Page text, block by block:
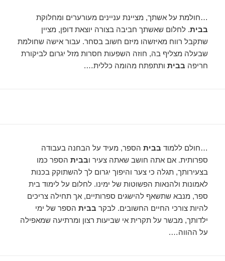
…חולמת על אשתך, מציינת עניינים מעורערים ומחלוקת
בבית. לחלום שאשתך חביבה בצורה יוצאת דופן, מציין
שתקבל רווח מאיזשהו מיזם חשוב בסחר. עבור אישה שחולמת
שבעלה מצליף בה, חוזה השפעות חסרות מזל יגרום לביקורת
חריפה בבית ותתפתח מהומה כללית….
…חולם ללמוד בבית הספר, מעיד על הבחנה בעבודה
ספרותית. אם אתה חושב שאתה צעיר ובבית הספר כמו
בצעירותך, תגלה כי צער והיפוך יגרום לך להשתוקק בכנות
לאמונות ולהנאות הפשוטות של ימינו. לחלום על לימוד בית
ספר, מנבא שתשאף להישגים ספרותיים, אך תחילה צריכים
להיות צורכי החיים החשובים. לבקר בבית הספר של ימי
ילדותך, מבשר על תקרית אי שביעות רצון ומרתיעה שמאפילה
על ההווה….